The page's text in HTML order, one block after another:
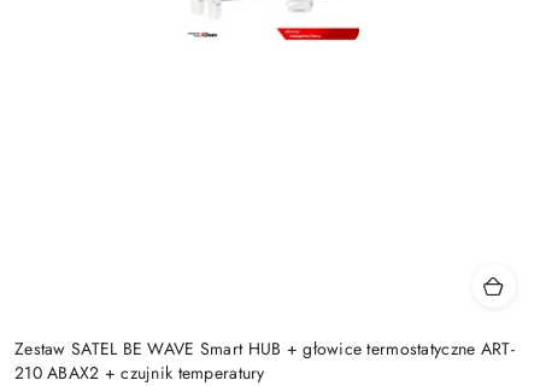
Zestaw SATEL BE WAVE Smart HUB + głowice termostatyczne ART-
210 ABAX2 + czujnik temperatury